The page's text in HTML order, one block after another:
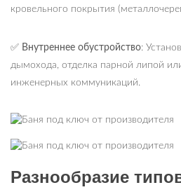
кровельного покрытия
✅ Внутреннее обустройство:
дымохода, отделка парной липой
инженерных коммуникаций.
Разнообразие